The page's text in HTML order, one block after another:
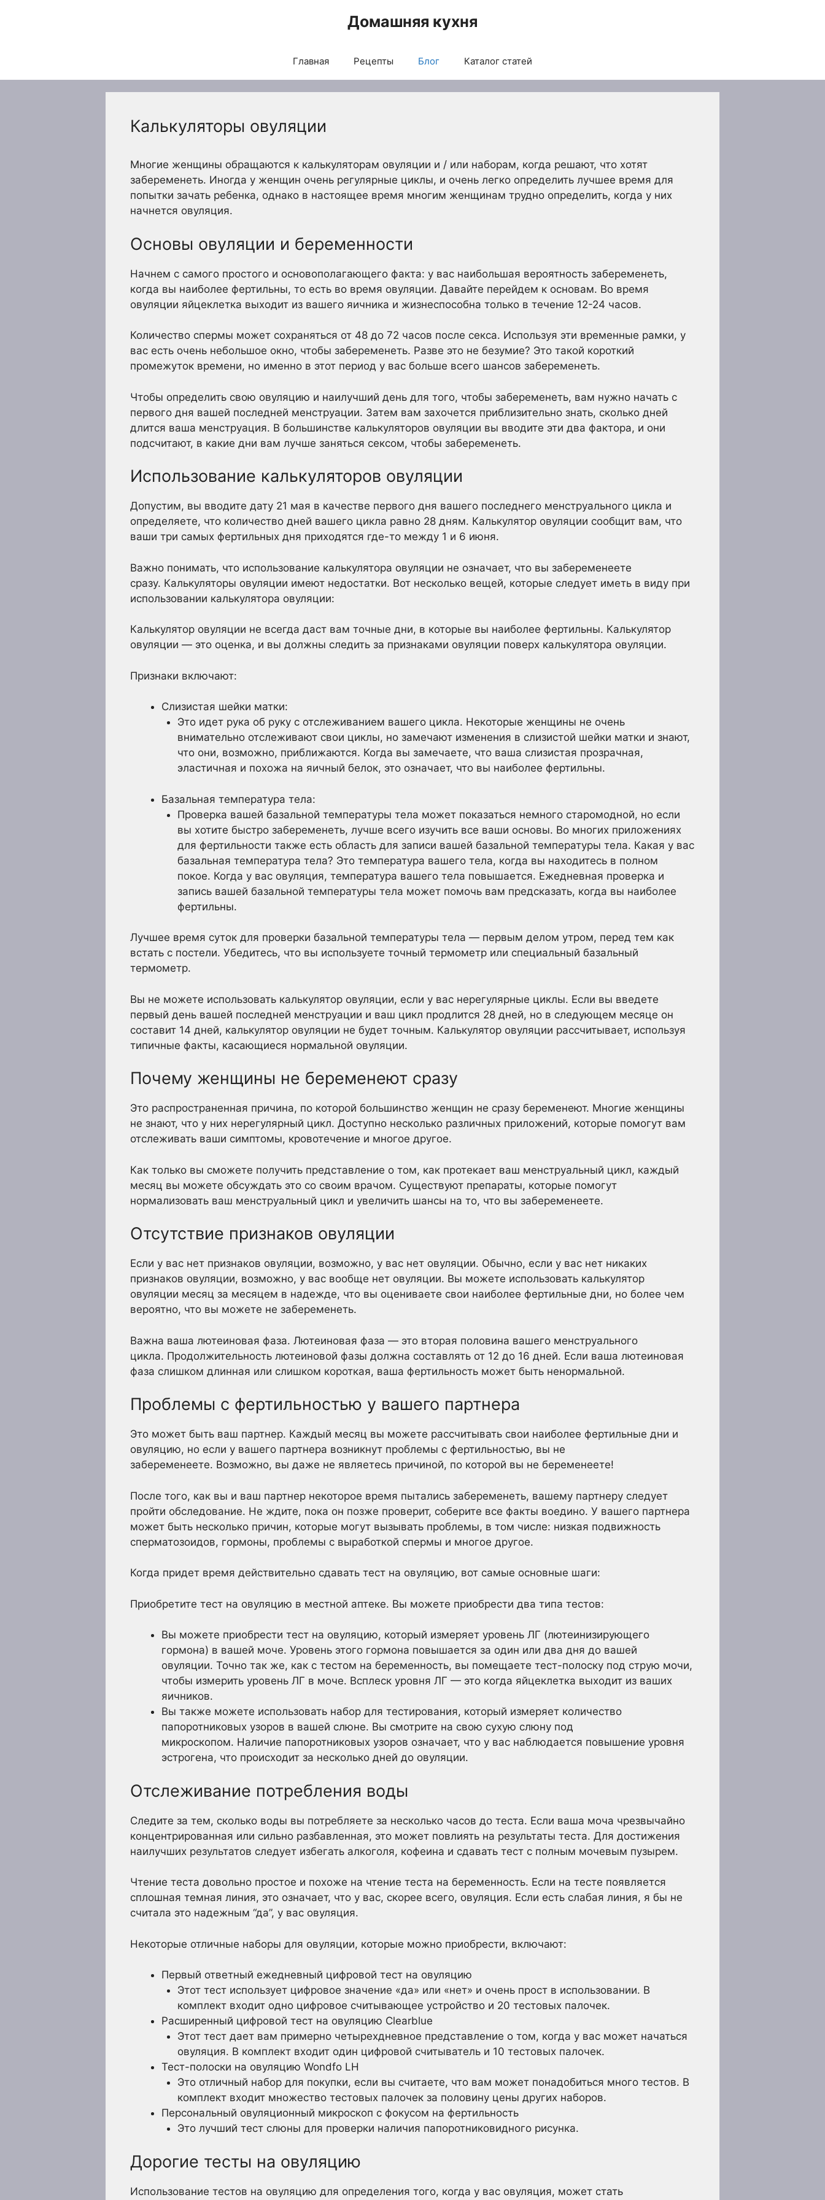
Домашняя кухня
Главная Рецепты Блог Каталог статей
Калькуляторы овуляции
Многие женщины обращаются к калькуляторам овуляции и / или наборам, когда решают, что хотят
забеременеть. Иногда у женщин очень регулярные циклы, и очень легко определить лучшее время для
попытки зачать ребенка, однако в настоящее время многим женщинам трудно определить, когда у них
начнется овуляция.
Основы овуляции и беременности
Начнем с самого простого и основополагающего факта: у вас наибольшая вероятность забеременеть,
когда вы наиболее фертильны, то есть во время овуляции. Давайте перейдем к основам. Во время
овуляции яйцеклетка выходит из вашего яичника и жизнеспособна только в течение 12-24 часов.
Количество спермы может сохраняться от 48 до 72 часов после секса. Используя эти временные рамки, у
вас есть очень небольшое окно, чтобы забеременеть. Разве это не безумие? Это такой короткий
промежуток времени, но именно в этот период у вас больше всего шансов забеременеть.
Чтобы определить свою овуляцию и наилучший день для того, чтобы забеременеть, вам нужно начать с
первого дня вашей последней менструации. Затем вам захочется приблизительно знать, сколько дней
длится ваша менструация. В большинстве калькуляторов овуляции вы вводите эти два фактора, и они
подсчитают, в какие дни вам лучше заняться сексом, чтобы забеременеть.
Использование калькуляторов овуляции
Допустим, вы вводите дату 21 мая в качестве первого дня вашего последнего менструального цикла и
определяете, что количество дней вашего цикла равно 28 дням. Калькулятор овуляции сообщит вам, что
ваши три самых фертильных дня приходятся где-то между 1 и 6 июня.
Важно понимать, что использование калькулятора овуляции не означает, что вы забеременеете
сразу. Калькуляторы овуляции имеют недостатки. Вот несколько вещей, которые следует иметь в виду при
использовании калькулятора овуляции:
Калькулятор овуляции не всегда даст вам точные дни, в которые вы наиболее фертильны. Калькулятор
овуляции — это оценка, и вы должны следить за признаками овуляции поверх калькулятора овуляции.
Признаки включают:
Слизистая шейки матки:
Это идет рука об руку с отслеживанием вашего цикла. Некоторые женщины не очень
внимательно отслеживают свои циклы, но замечают изменения в слизистой шейки матки и знают,
что они, возможно, приближаются. Когда вы замечаете, что ваша слизистая прозрачная,
эластичная и похожа на яичный белок, это означает, что вы наиболее фертильны.
Базальная температура тела:
Проверка вашей базальной температуры тела может показаться немного старомодной, но если
вы хотите быстро забеременеть, лучше всего изучить все ваши основы. Во многих приложениях
для фертильности также есть область для записи вашей базальной температуры тела. Какая у вас
базальная температура тела? Это температура вашего тела, когда вы находитесь в полном
покое. Когда у вас овуляция, температура вашего тела повышается. Ежедневная проверка и
запись вашей базальной температуры тела может помочь вам предсказать, когда вы наиболее
фертильны.
Лучшее время суток для проверки базальной температуры тела — первым делом утром, перед тем как
встать с постели. Убедитесь, что вы используете точный термометр или специальный базальный
термометр.
Вы не можете использовать калькулятор овуляции, если у вас нерегулярные циклы. Если вы введете
первый день вашей последней менструации и ваш цикл продлится 28 дней, но в следующем месяце он
составит 14 дней, калькулятор овуляции не будет точным. Калькулятор овуляции рассчитывает, используя
типичные факты, касающиеся нормальной овуляции.
Почему женщины не беременеют сразу
Это распространенная причина, по которой большинство женщин не сразу беременеют. Многие женщины
не знают, что у них нерегулярный цикл. Доступно несколько различных приложений, которые помогут вам
отслеживать ваши симптомы, кровотечение и многое другое.
Как только вы сможете получить представление о том, как протекает ваш менструальный цикл, каждый
месяц вы можете обсуждать это со своим врачом. Существуют препараты, которые помогут
нормализовать ваш менструальный цикл и увеличить шансы на то, что вы забеременеете.
Отсутствие признаков овуляции
Если у вас нет признаков овуляции, возможно, у вас нет овуляции. Обычно, если у вас нет никаких
признаков овуляции, возможно, у вас вообще нет овуляции. Вы можете использовать калькулятор
овуляции месяц за месяцем в надежде, что вы оцениваете свои наиболее фертильные дни, но более чем
вероятно, что вы можете не забеременеть.
Важна ваша лютеиновая фаза. Лютеиновая фаза — это вторая половина вашего менструального
цикла. Продолжительность лютеиновой фазы должна составлять от 12 до 16 дней. Если ваша лютеиновая
фаза слишком длинная или слишком короткая, ваша фертильность может быть ненормальной.
Проблемы с фертильностью у вашего партнера
Это может быть ваш партнер. Каждый месяц вы можете рассчитывать свои наиболее фертильные дни и
овуляцию, но если у вашего партнера возникнут проблемы с фертильностью, вы не
забеременеете. Возможно, вы даже не являетесь причиной, по которой вы не беременеете!
После того, как вы и ваш партнер некоторое время пытались забеременеть, вашему партнеру следует
пройти обследование. Не ждите, пока он позже проверит, соберите все факты воедино. У вашего партнера
может быть несколько причин, которые могут вызывать проблемы, в том числе: низкая подвижность
сперматозоидов, гормоны, проблемы с выработкой спермы и многое другое.
Когда придет время действительно сдавать тест на овуляцию, вот самые основные шаги:
Приобретите тест на овуляцию в местной аптеке. Вы можете приобрести два типа тестов:
Вы можете приобрести тест на овуляцию, который измеряет уровень ЛГ (лютеинизирующего
гормона) в вашей моче. Уровень этого гормона повышается за один или два дня до вашей
овуляции. Точно так же, как с тестом на беременность, вы помещаете тест-полоску под струю мочи,
чтобы измерить уровень ЛГ в моче. Всплеск уровня ЛГ — это когда яйцеклетка выходит из ваших
яичников.
Вы также можете использовать набор для тестирования, который измеряет количество
папоротниковых узоров в вашей слюне. Вы смотрите на свою сухую слюну под
микроскопом. Наличие папоротниковых узоров означает, что у вас наблюдается повышение уровня
эстрогена, что происходит за несколько дней до овуляции.
Отслеживание потребления воды
Следите за тем, сколько воды вы потребляете за несколько часов до теста. Если ваша моча чрезвычайно
концентрированная или сильно разбавленная, это может повлиять на результаты теста. Для достижения
наилучших результатов следует избегать алкоголя, кофеина и сдавать тест с полным мочевым пузырем.
Чтение теста довольно простое и похоже на чтение теста на беременность. Если на тесте появляется
сплошная темная линия, это означает, что у вас, скорее всего, овуляция. Если есть слабая линия, я бы не
считала это надежным “да”, у вас овуляция.
Некоторые отличные наборы для овуляции, которые можно приобрести, включают:
Первый ответный ежедневный цифровой тест на овуляцию
Этот тест использует цифровое значение «да» или «нет» и очень прост в использовании. В
комплект входит одно цифровое считывающее устройство и 20 тестовых палочек.
Расширенный цифровой тест на овуляцию Clearblue
Этот тест дает вам примерно четырехдневное представление о том, когда у вас может начаться
овуляция. В комплект входит один цифровой считыватель и 10 тестовых палочек.
Тест-полоски на овуляцию Wondfo LH
Это отличный набор для покупки, если вы считаете, что вам может понадобиться много тестов. В
комплект входит множество тестовых палочек за половину цены других наборов.
Персональный овуляционный микроскоп с фокусом на фертильность
Это лучший тест слюны для проверки наличия папоротниковидного рисунка.
Дорогие тесты на овуляцию
Использование тестов на овуляцию для определения того, когда у вас овуляция, может стать